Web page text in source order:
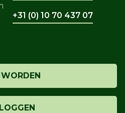
+31 (0) 10 70 437 07